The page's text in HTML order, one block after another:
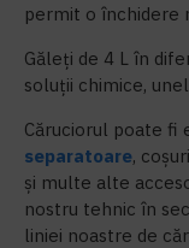
permit o închidere
Găleți de 4 L în
soluții chimice,
Căruciorul poate fi
separatoare,
și multe alte
nostru tehnic în
liniei noastre de